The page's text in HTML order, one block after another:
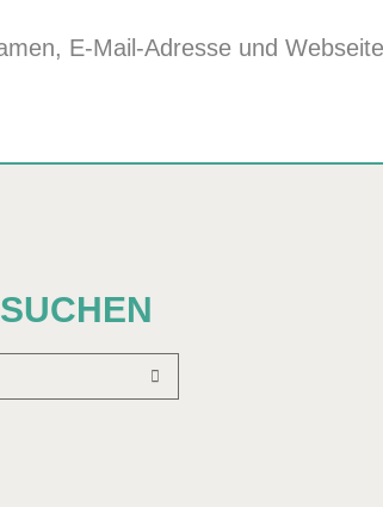
E-Mail-Adresse und